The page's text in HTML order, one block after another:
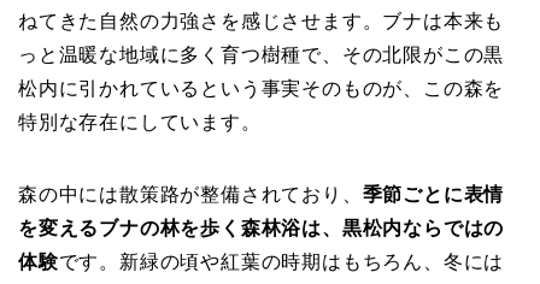
ねてきた自然の力強さを感じさせます。ブナは本来も
っと温暖な地域に多く育つ樹種で、その北限がこの黒
松内に引かれているという事実そのものが、この森を
特別な存在にしています。
森の中には散策路が整備されており、 季節ごとに表情
を変えるブナの林を歩く森林浴は、黒松内ならではの
体験です。新緑の頃や紅葉の時期はもちろん、冬には